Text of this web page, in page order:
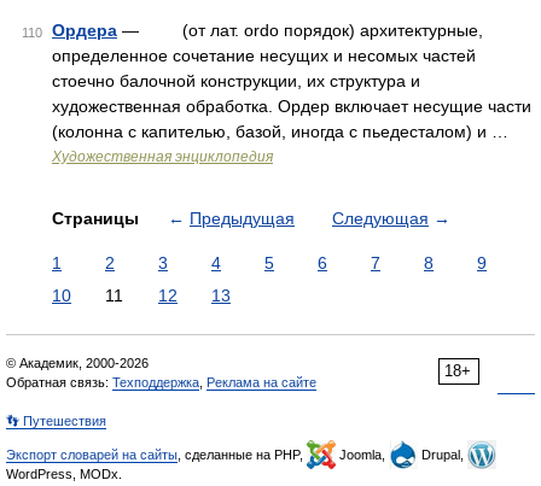
110 Ордера — (от лат. ordo порядок) архитектурные,
определенное сочетание несущих и несомых частей
стоечно балочной конструкции, их структура и
художественная обработка. Ордер включает несущие части
(колонна с капителью, базой, иногда с пьедесталом) и …
Художественная энциклопедия
Страницы ← Предыдущая Следующая →
1 2 3 4 5 6 7 8
9
10
11 12 13
18+
© Академик, 2000-2026
Обратная связь: Техподдержка Реклама на сайте
👣 Путешествия
Экспорт словарей на сайты , сделанные на PHP, Joomla,
Drupal,
WordPress, MODx.